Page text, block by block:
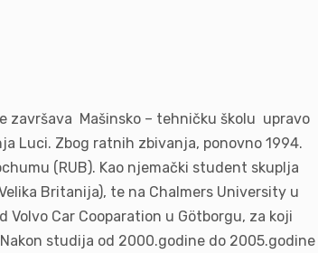
završava Mašinsko – tehničku školu upravo
Luci. Zbog ratnih zbivanja, ponovno 1994.
(RUB). Kao njemački student skuplja
Britanija), te na Chalmers University u
Volvo Car Cooparation u Götborgu, za koji
studija od 2000.godine do 2005.godine